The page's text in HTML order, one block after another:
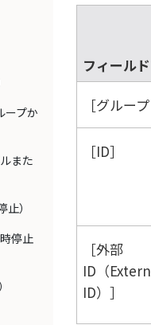
プか
また
）
停止
フィールド
グルー
ID
外部
ID（
ID）